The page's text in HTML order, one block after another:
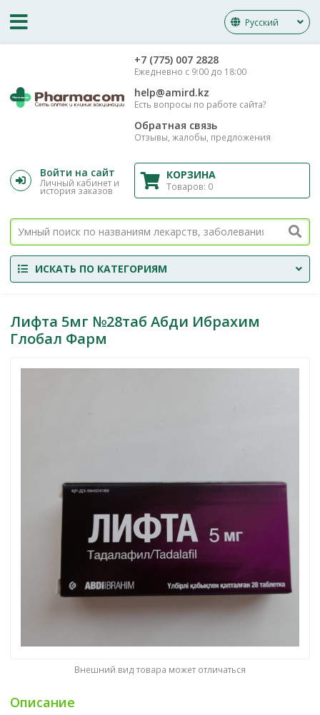
Русский
‎+7 (775) 007 2828
Ежедневно с 9:00 до 18:00
help@amird.kz
Есть вопросы по работе сайта?
Обратная связь
Отзывы, жалобы, предложения
Войти на сайт
Личный кабинет и
история заказов
КОРЗИНА
Товаров: 0
ИСКАТЬ ПО КАТЕГОРИЯМ
Лифта 5мг №28таб Абди Ибрахим
Глобал Фарм
Внешний вид товара может отличаться
Описание